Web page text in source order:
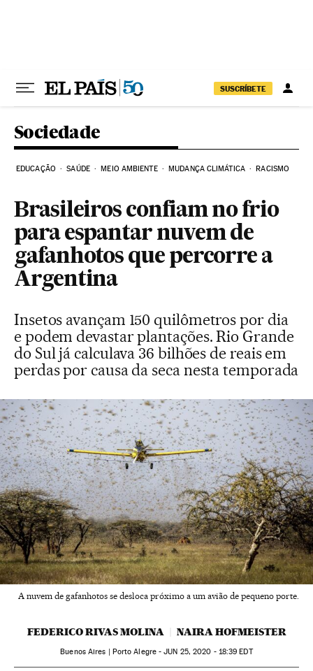
SUSCRÍBETE
Sociedade
EDUCAÇÃO SAÚDE MEIO AMBIENTE MUDANÇA CLIMÁTICA RACISMO
Brasileiros confiam no frio
para espantar nuvem de
gafanhotos que percorre a
Argentina
Insetos avançam 150 quilômetros por dia
e podem devastar plantações. Rio Grande
do Sul já calculava 36 bilhões de reais em
perdas por causa da seca nesta temporada
A nuvem de gafanhotos se desloca próximo a um avião de pequeno porte.
FEDERICO RIVAS MOLINA NAIRA HOFMEISTER
Buenos Aires | Porto Alegre -JUN 25, 2020 - 18:39 EDT